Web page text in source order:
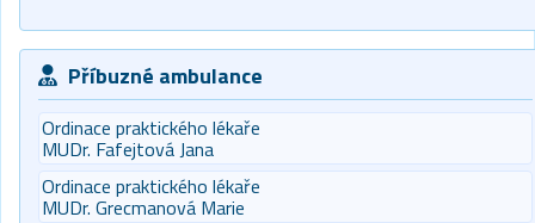
Příbuzné ambulance
Ordinace praktického lékaře
MUDr. Fafejtová Jana
Ordinace praktického lékaře
MUDr. Grecmanová Marie